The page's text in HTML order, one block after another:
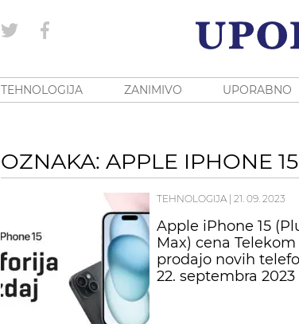
TEHNOLOGIJA ZANIMIVO UPORABNO
OZNAKA: APPLE IPHONE
TEHNOLOGIJA 21. 09. 2023
Apple iPhone 15
Max) cena
prodajo novih
22. septembra 2023